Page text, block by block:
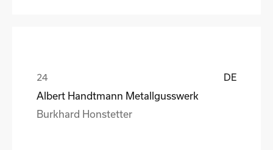
DE
Albert Handtmann Metallgusswerk
Burkhard Honstetter